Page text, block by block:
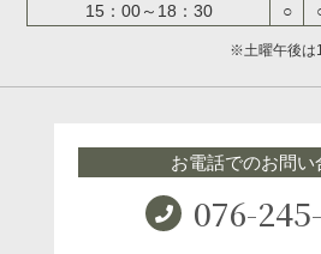
15：00～18：30
○
※土曜午後は
お電話でのお問い
076-